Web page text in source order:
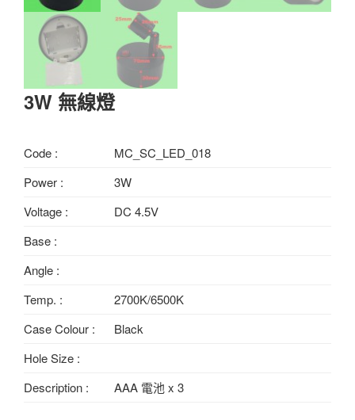
3W 無線燈
Code :
MC_SC_LED_018
Power :
3W
Voltage :
DC 4.5V
Base :
Angle :
Temp. :
2700K/6500K
Case Colour :
Black
Hole Size :
Description :
AAA 電池 x 3